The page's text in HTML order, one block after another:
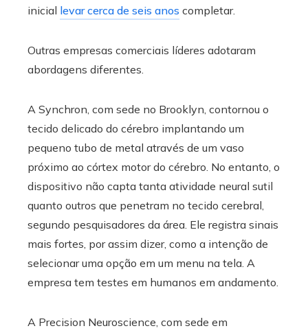
inicial levar cerca de seis anos completar.
Outras empresas comerciais líderes adotaram
abordagens diferentes.
A Synchron, com sede no Brooklyn, contornou o
tecido delicado do cérebro implantando um
pequeno tubo de metal através de um vaso
próximo ao córtex motor do cérebro. No entanto, o
dispositivo não capta tanta atividade neural sutil
quanto outros que penetram no tecido cerebral,
segundo pesquisadores da área. Ele registra sinais
mais fortes, por assim dizer, como a intenção de
selecionar uma opção em um menu na tela. A
empresa tem testes em humanos em andamento.
A Precision Neuroscience, com sede em